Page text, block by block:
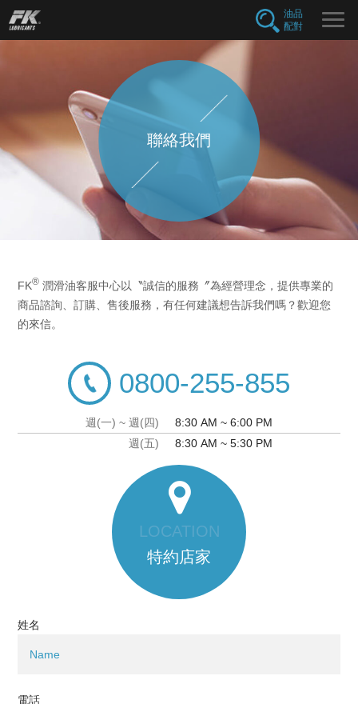
油品
配對
聯絡我們
FK® 潤滑油客服中心以〝誠信的服務〞為經營理念，提供專業的
商品諮詢、訂購、售後服務，有任何建議想告訴我們嗎？歡迎您
的來信。
0800-255-855
週(一) ~ 週(四)
8:30 AM ~ 6:00 PM
週(五)
8:30 AM ~ 5:30 PM
LOCATION
特約店家
姓名
電話